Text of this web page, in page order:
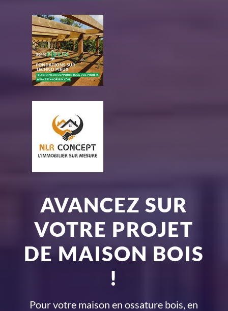
AVANCEZ SUR
VOTRE PROJET
DE MAISON BOIS
!
Pour votre maison en ossature bois, en